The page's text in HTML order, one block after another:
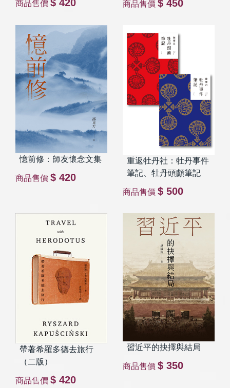
商品售價 $ 420 商品售價 $ 450
憶前修：師友懷念文集
商品售價 $ 420
重返牡丹社：牡丹事件
筆記、牡丹頭顱筆記
商品售價 $ 500
帶著希羅多德去旅行
（二版）
商品售價 $ 420
習近平的抉擇與結局
商品售價 $ 350